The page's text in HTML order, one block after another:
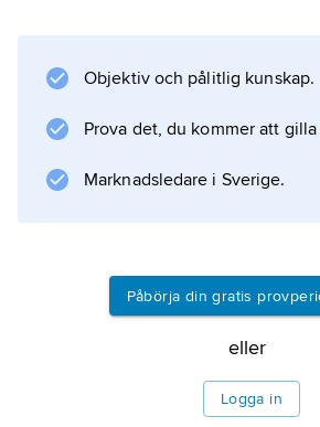
Information om artikeln
Objektiv och pålitlig kunskap.
Prova det, du kommer att
Marknadsledare i Sverige.
Påbörja din gratis
eller
Logga in